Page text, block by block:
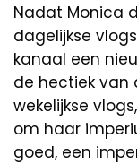
Nadat Monica
dagelijkse
kanaal een
de hectiek van
wekelijkse
om haar
goed, een